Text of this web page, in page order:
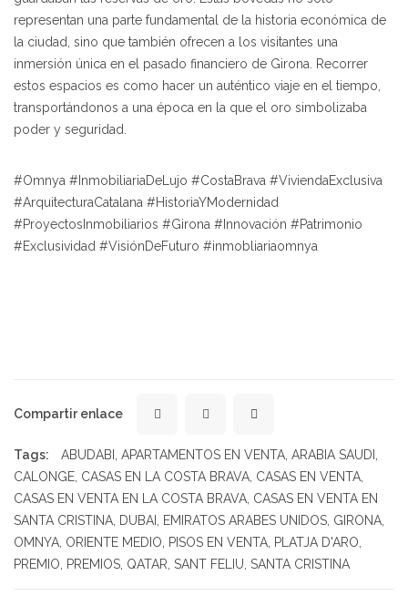
representan una parte fundamental de la historia económica de
la ciudad, sino que también ofrecen a los visitantes una
inmersión única en el pasado financiero de Girona. Recorrer
estos espacios es como hacer un auténtico viaje en el tiempo,
transportándonos a una época en la que el oro simbolizaba
poder y seguridad.
#Omnya #InmobiliariaDeLujo #CostaBrava #ViviendaExclusiva
#ArquitecturaCatalana #HistoriaYModernidad
#ProyectosInmobiliarios #Girona #Innovación #Patrimonio
#Exclusividad #VisiónDeFuturo #inmobliariaomnya
Compartir enlace
Tags: ABUDABI APARTAMENTOS EN VENTA ARABIA SAUDI
CALONGE CASAS EN LA COSTA BRAVA CASAS EN VENTA
CASAS EN VENTA EN LA COSTA BRAVA CASAS EN VENTA EN
SANTA CRISTINA DUBAI EMIRATOS ARABES UNIDOS GIRONA
OMNYA ORIENTE MEDIO PISOS EN VENTA PLATJA D'ARO
PREMIO
PREMIOS QATAR SANT FELIU SANTA CRISTINA